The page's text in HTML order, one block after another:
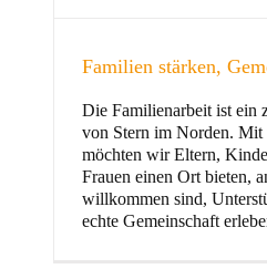
Familien stärken,
Die Familienarbeit ist ein
von Stern im Norden. Mit
möchten wir Eltern,
Frauen einen Ort bieten,
willkommen sind,
echte Gemeinschaft